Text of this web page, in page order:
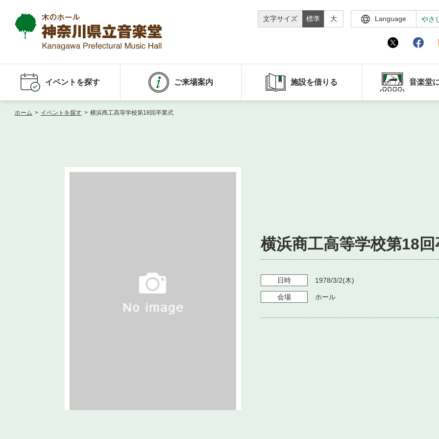
文字サイズ 標準 大 Language やさ
イベントを探す ご来場案内 施設を借りる 音楽堂
ホーム > イベントを探す > 横浜商工高等学校第18回卒業式
横浜商工高等学校第18
日時 1978/3/2(木)
会場 ホール